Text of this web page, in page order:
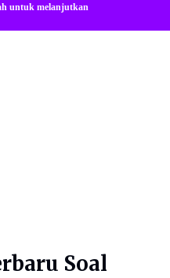
untuk melanjutkan
Soal